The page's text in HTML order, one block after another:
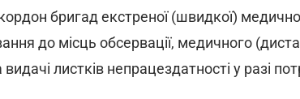
бригад екстреної (швидкої)
до місць обсервації, медичного
листків непрацездатності у разі